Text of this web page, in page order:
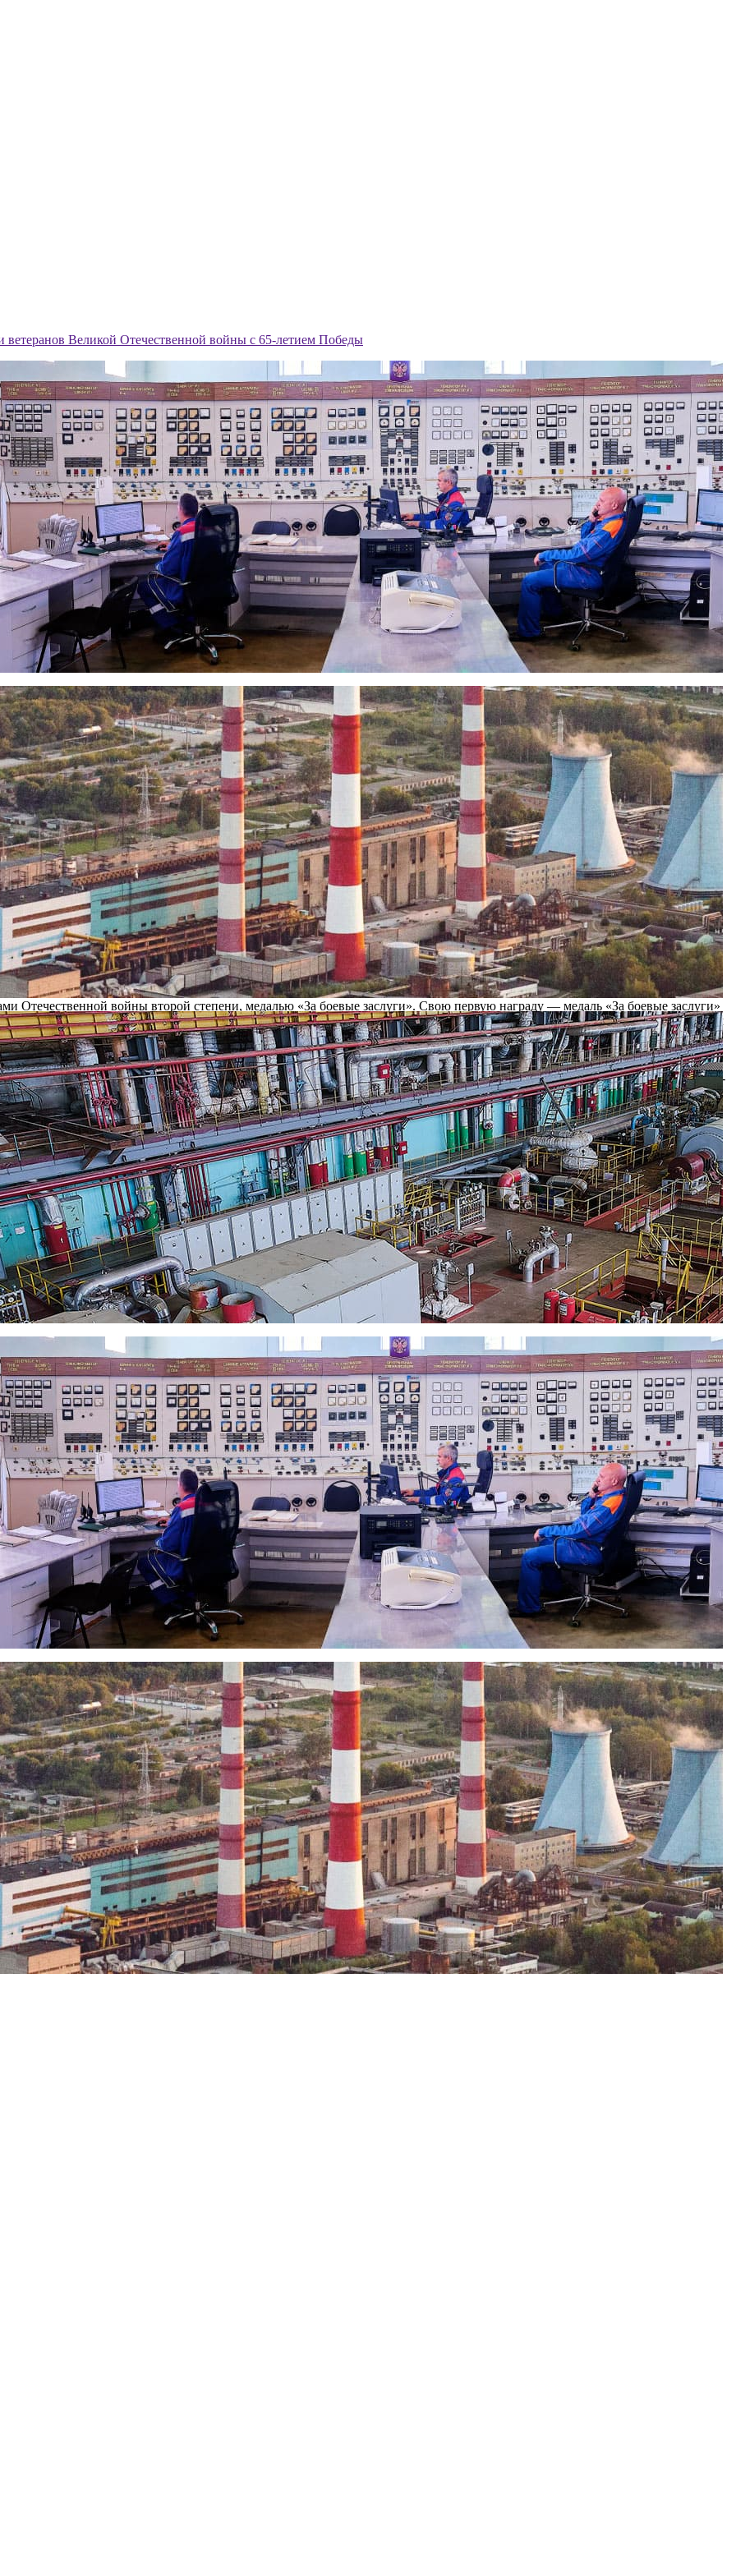
Великой Отечественной войны с 65-летием Победы
ветеранов Великой Отечественной войны с 65-летием
войны и тружеников тыла, которые работали на Ново-Рязанской ТЭЦ, были организованы праздничные
локальных конфликтов, представители руководства и профкома ТЭЦ возложили венок и цветы к памятному
них прошли концерт ансамбля «Узорочье» Муниципального культурного центра и праздничный обед. Накануне Дня
Много теплых слов было сказано выступающими, ветеранам дарили цветы, подарки, наградили памятными
былое.
руководства ТЭЦ и профсоюзного комитета объехали и поздравили по домашним адресам.
Рязанской ТЭЦ, пускали первые энергоблоки станции и накануне Дня Победы приехали на ТЭЦ, были фронтовики,
Прошёл Великую Отечественную войну с 1941 по 1945 годы, воевал на Южном фронте стрелком в пехоте затем, на
отделения дешифровщиков звуковой разведки отдельного артиллерийского дивизиона. Окончил войну в Кенигсберге
Отечественной войны второй степени, медалью «За боевые заслуги». Свою первую награду — медаль «За боевые заслуги»
на Курской дуге. Первым орденом Отечественной войны награжден в 1944 году за то, что будучи тяжело ранен под городом
фронте. Вторым орденом Отечественной войны награжден за взятие Кенигсберга. На Ново-Рязанской ТЭЦ Иван
цеха, участвовал в пуске первого турбоагрегата ТЭЦ в 1959 году.
в 1944 году на 1-ом Прибалтийском фронте пулеметчиком в составе отдельного пулеметного батальона. Затем в составе 154-
освобождение Прибалтики. Под городом Клайпеда был тяжело ранен разрывной пулей в левое плечо и до марта 1945 года
отвагу». За боевые заслуги награжден орденом Отечественной войны 2-ой степени. За трудовые заслуги в послевоенные
пуска первых энергоблоков Ново-Рязанской ТЭЦ, работал мастером участка №1 по ремонту турбогенераторов и
с помощью формы обратной связи
дом 23